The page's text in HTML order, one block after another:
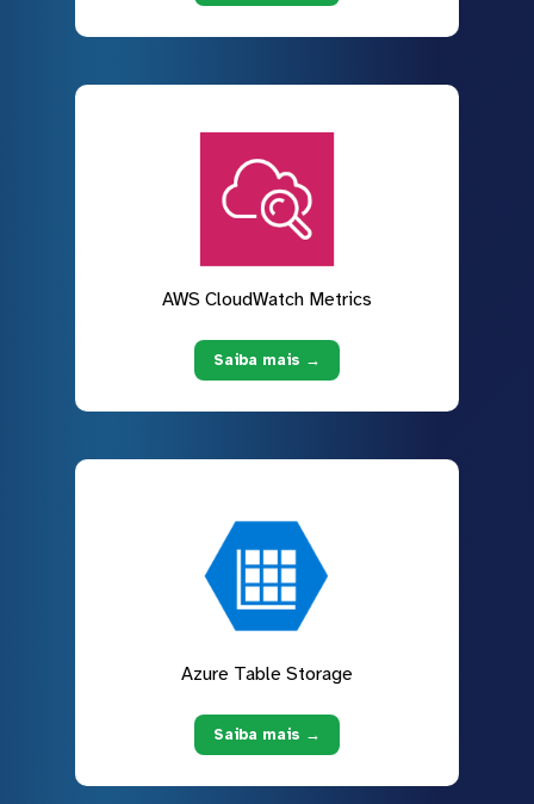
AWS CloudWatch Metrics
Saiba mais →
Azure Table Storage
Saiba mais →